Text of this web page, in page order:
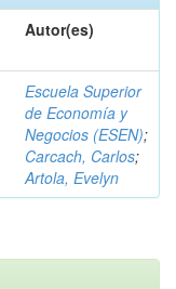
Autor(es)
Escuela Superior
de Economía y
Negocios (ESEN);
Carcach, Carlos;
Artola, Evelyn